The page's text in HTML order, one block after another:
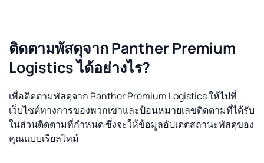
ติดตามพัสดุจาก Panther Premium
Logistics ได้อย่างไร?
เพื่อติดตามพัสดุจาก Panther Premium Logistics ให้ไปที่
เว็บไซต์ทางการของพวกเขาและป้อนหมายเลขติดตามที่ได้รับ
ในส่วนติดตามที่กำหนด ซึ่งจะให้ข้อมูลอัปเดตสถานะพัสดุของ
คุณแบบเรียลไทม์